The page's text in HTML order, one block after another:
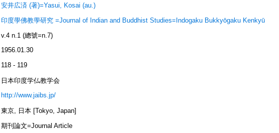
安井広済 (著)=Yasui, Kosai (au.)
印度學佛教學研究 =Journal of Indian and Buddhist Studies=Indogaku Bukkyōgaku Kenkyū
v.4 n.1 (總號=n.7)
1956.01.30
118 - 119
日本印度学仏教学会
http://www.jaibs.jp/
東京, 日本 [Tokyo, Japan]
期刊論文=Journal Article